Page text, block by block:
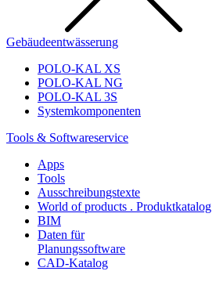
Gebäudeentwässerung
POLO-KAL XS
POLO-KAL NG
POLO-KAL 3S
Systemkomponenten
Tools & Softwareservice
Apps
Tools
Ausschreibungstexte
World of products . Produktkatalog
BIM
Daten für
Planungssoftware
CAD-Katalog